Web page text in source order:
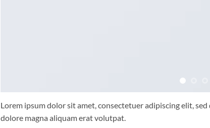
Lorem ipsum dolor sit amet, consectetuer adipiscing elit,
dolore magna aliquam erat volutpat.